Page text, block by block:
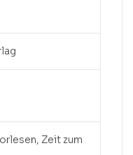
Zeit zum